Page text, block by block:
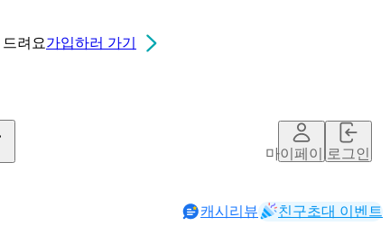
드려요가입하러 가기
마이페이지로그인
캐시리뷰 친구초대 이벤트